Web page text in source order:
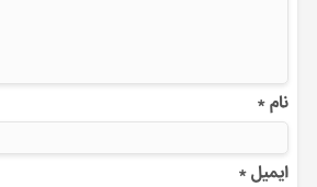
نام*
ایمیل*